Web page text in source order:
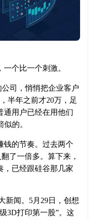
个比一个刺激。
司，悄悄把企业客户
半年之前才20万，足
通用户已经在用他们
的。
钱的节奏。过去两个
了一倍多。算下来，
，已经跟硅谷那几家
新闻。5月29日，创想
3D打印第一股”。这